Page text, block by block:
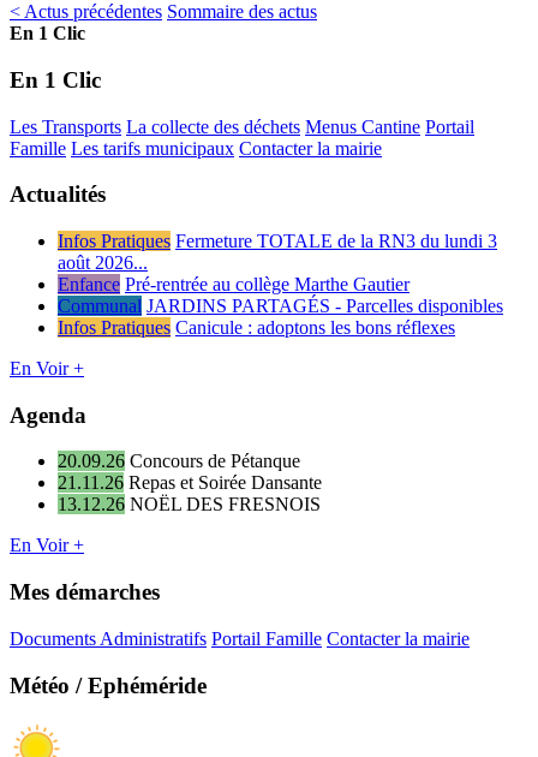
< Actus précédentes Sommaire des actus
En 1 Clic
En 1 Clic
Les Transports La collecte des déchets Menus Cantine Portail
Famille Les tarifs municipaux Contacter la mairie
Actualités
Infos Pratiques Fermeture TOTALE de la RN3 du lundi 3
août 2026...
Enfance Pré-rentrée au collège Marthe Gautier
Communal JARDINS PARTAGÉS - Parcelles disponibles
Infos Pratiques Canicule : adoptons les bons réflexes
En Voir +
Agenda
20.09.26 Concours de Pétanque
21.11.26 Repas et Soirée Dansante
13.12.26 NOËL DES FRESNOIS
En Voir +
Mes démarches
Documents Administratifs Portail Famille Contacter la mairie
Météo / Ephéméride